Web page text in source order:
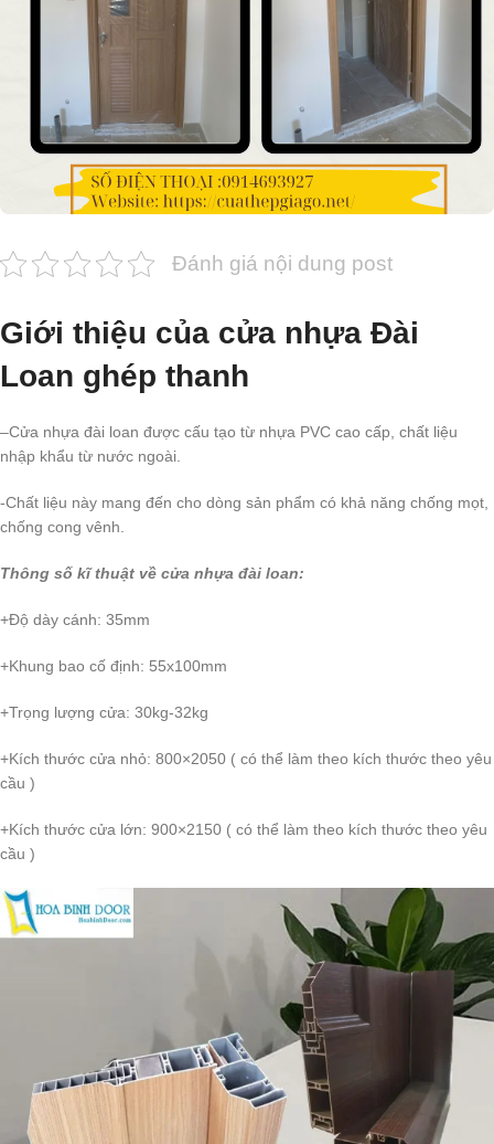
Đánh giá nội dung post
Giới thiệu của cửa nhựa Đài
Loan ghép thanh
–Cửa nhựa đài loan được cấu tạo từ nhựa PVC cao cấp, chất liệu
nhập khẩu từ nước ngoài.
-Chất liệu này mang đến cho dòng sản phẩm có khả năng chống mọt,
chống cong vênh.
Thông số kĩ thuật về cửa nhựa đài loan:
+Độ dày cánh: 35mm
+Khung bao cố định: 55x100mm
+Trọng lượng cửa: 30kg-32kg
+Kích thước cửa nhỏ: 800×2050 ( có thể làm theo kích thước theo yêu
cầu )
+Kích thước cửa lớn: 900×2150 ( có thể làm theo kích thước theo yêu
cầu )